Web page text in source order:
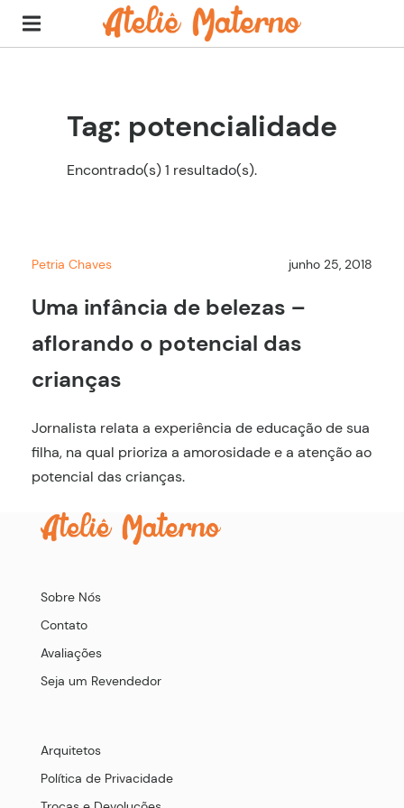
Tag: potencialidade
Encontrado(s) 1 resultado(s).
Petria Chaves junho 25, 2018
Uma infância de belezas –
aflorando o potencial das
crianças
Jornalista relata a experiência de educação de sua
filha, na qual prioriza a amorosidade e a atenção ao
potencial das crianças.
Sobre Nós
Contato
Avaliações
Seja um Revendedor
Arquitetos
Política de Privacidade